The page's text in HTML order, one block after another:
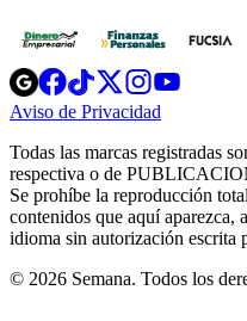
Opens
in
new
Opens
in
new
Opens
in
new
window
Opens
new
windowwindow
Aviso de Privacidad
new
window
Todas las marcas registradas
respectiva o de
Se prohíbe la reproducción
contenidos que aquí aparezca,
idioma sin autorización escrita
© 2026 Semana. Todos los